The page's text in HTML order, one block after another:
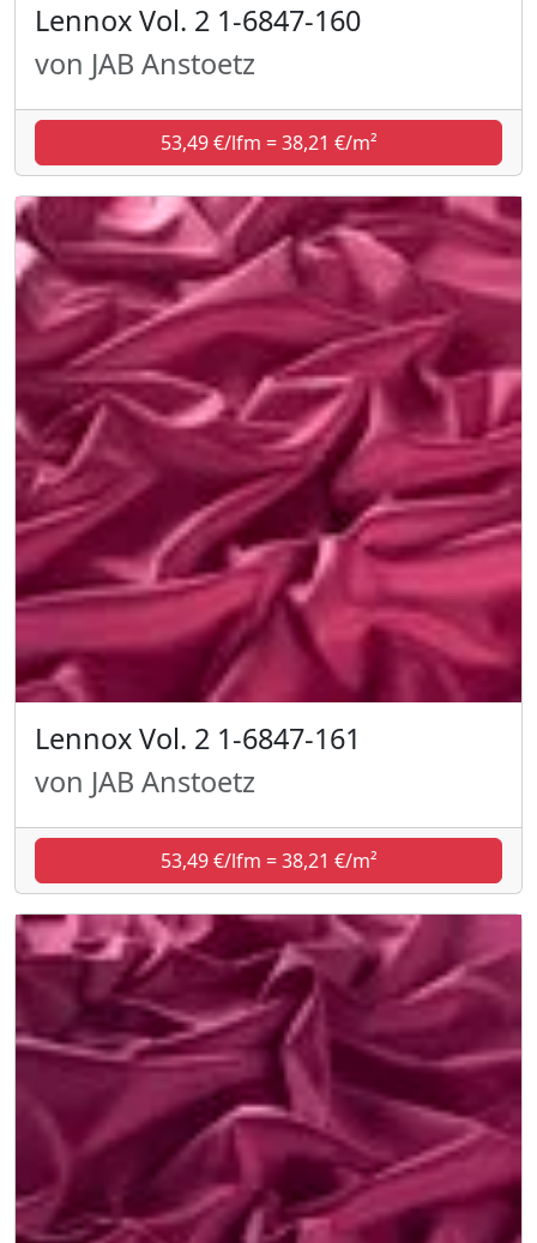
Lennox Vol. 2 1-6847-160
von JAB Anstoetz
53,49 €/lfm = 38,21 €/m²
Lennox Vol. 2 1-6847-161
von JAB Anstoetz
53,49 €/lfm = 38,21 €/m²